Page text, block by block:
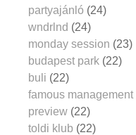
partyajánló (24)
wndrlnd (24)
monday session (23)
budapest park (22)
buli (22)
famous management
preview (22)
toldi klub (22)